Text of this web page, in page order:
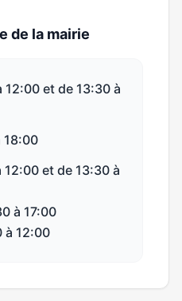
de la mairie
et de 13:30 à
18:00
et de 13:30 à
à 17:00
à 12:00